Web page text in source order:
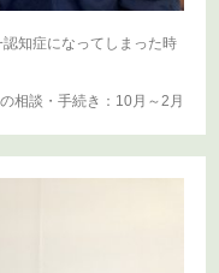
知症になってしまった時
相談・手続き：10月～2月